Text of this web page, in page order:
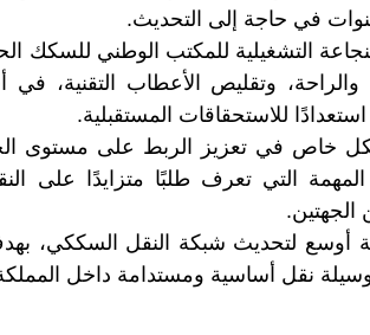
في حاجة إلى التحديث.
التشغيلية للمكتب الوطني للسكك
وتقليص الأعطاب التقنية، في
للاستحقاقات المستقبلية.
خاص في تعزيز الربط على مستوى
المهمة التي تعرف طلبًا متزايدًا على
الجهتين.
أوسع لتحديث شبكة النقل السككي،
نقل أساسية ومستدامة داخل